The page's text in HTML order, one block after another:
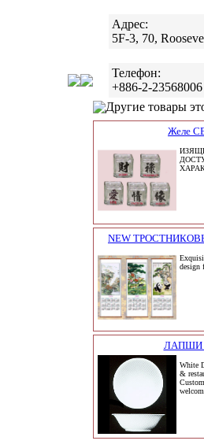
Адрес:
5F-3, 70,
Телефон:
+886-2-23568006
Другие товары
Желе
NEW
design
ЛАПШИ
White
&